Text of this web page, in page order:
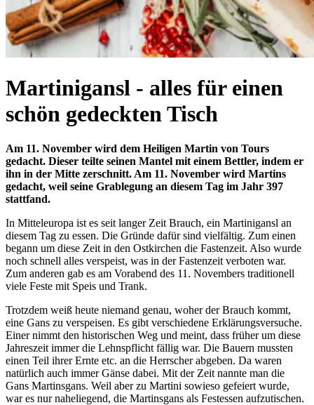
Martinigansl - alles für einen
schön gedeckten Tisch
Am 11. November wird dem Heiligen Martin von Tours
gedacht. Dieser teilte seinen Mantel mit einem Bettler, indem er
ihn in der Mitte zerschnitt. Am 11. November wird Martins
gedacht, weil seine Grablegung an diesem Tag im Jahr 397
stattfand.
In Mitteleuropa ist es seit langer Zeit Brauch, ein Martinigansl an
diesem Tag zu essen. Die Gründe dafür sind vielfältig. Zum einen
begann um diese Zeit in den Ostkirchen die Fastenzeit. Also wurde
noch schnell alles verspeist, was in der Fastenzeit verboten war.
Zum anderen gab es am Vorabend des 11. Novembers traditionell
viele Feste mit Speis und Trank.
Trotzdem weiß heute niemand genau, woher der Brauch kommt,
eine Gans zu verspeisen. Es gibt verschiedene Erklärungsversuche.
Einer nimmt den historischen Weg und meint, dass früher um diese
Jahreszeit immer die Lehnspflicht fällig war. Die Bauern mussten
einen Teil ihrer Ernte etc. an die Herrscher abgeben. Da waren
natürlich auch immer Gänse dabei. Mit der Zeit nannte man die
Gans Martinsgans. Weil aber zu Martini sowieso gefeiert wurde,
war es nur naheliegend, die Martinsgans als Festessen aufzutischen.